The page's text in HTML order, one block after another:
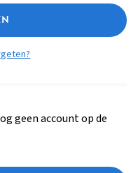
geen account op de